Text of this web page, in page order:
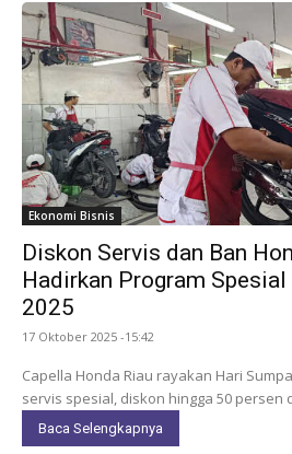
Ekonomi Bisnis
Diskon Servis dan Ban
Hadirkan Program
2025
17 Oktober 2025 -15:42
Capella Honda Riau rayakan Hari
servis spesial, diskon hingga 50 persen
Baca Selengkapnya